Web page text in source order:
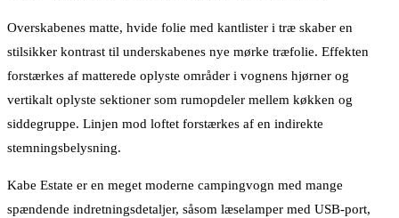
Overskabenes matte, hvide folie med kantlister i træ skaber en
stilsikker kontrast til underskabenes nye mørke træfolie. Effekten
forstærkes af matterede oplyste områder i vognens hjørner og
vertikalt oplyste sektioner som rumopdeler mellem køkken og
siddegruppe. Linjen mod loftet forstærkes af en indirekte
stemningsbelysning.
Kabe Estate er en meget moderne campingvogn med mange
spændende indretningsdetaljer, såsom læselamper med USB-port,